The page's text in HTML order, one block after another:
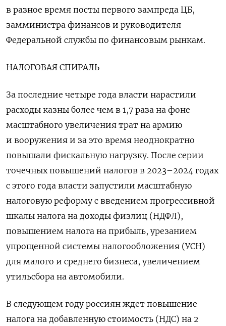
в разное время посты первого зампреда ЦБ,
замминистра финансов и руководителя
Федеральной службы по финансовым рынкам.
НАЛОГОВАЯ СПИРАЛЬ
За последние четыре года власти нарастили
расходы казны более чем в 1,7 раза на фоне
масштабного увеличения трат на армию
и вооружения и за это время неоднократно
повышали фискальную нагрузку. После серии
точечных повышений налогов в 2023–2024 годах
с этого года власти запустили масштабную
налоговую реформу с введением прогрессивной
шкалы налога на доходы физлиц (НДФЛ),
повышением налога на прибыль, урезанием
упрощенной системы налогообложения (УСН)
для малого и среднего бизнеса, увеличением
утильсбора на автомобили.
В следующем году россиян ждет повышение
налога на добавленную стоимость (НДС) на 2